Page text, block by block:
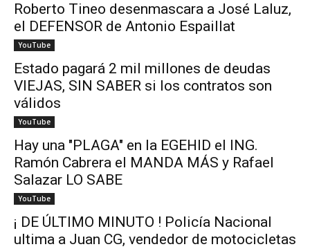
Roberto Tineo desenmascara a José Laluz,
el DEFENSOR de Antonio Espaillat
YouTube
Estado pagará 2 mil millones de deudas
VIEJAS, SIN SABER si los contratos son
válidos
YouTube
Hay una "PLAGA" en la EGEHID el ING.
Ramón Cabrera el MANDA MÁS y Rafael
Salazar LO SABE
YouTube
¡ DE ÚLTIMO MINUTO ! Policía Nacional
ultima a Juan CG, vendedor de motocicletas